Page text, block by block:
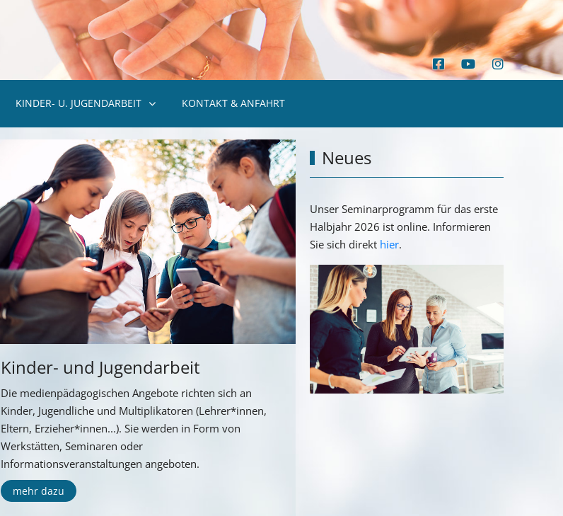
KINDER- U. JUGENDARBEIT KONTAKT & ANFAHRT
Kinder- und Jugendarbeit
Die medienpädagogischen Angebote richten sich an
Kinder, Jugendliche und Multiplikatoren (Lehrer*innen,
Eltern, Erzieher*innen...). Sie werden in Form von
Werkstätten, Seminaren oder
Informationsveranstaltungen angeboten.
mehr dazu
Neues
Unser Seminarprogramm für das erste
Halbjahr 2026 ist online. Informieren
Sie sich direkt hier.